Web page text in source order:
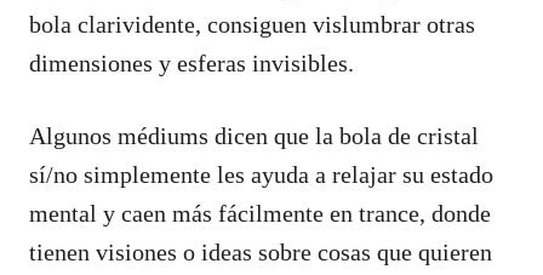
bola clarividente, consiguen vislumbrar otras
dimensiones y esferas invisibles.
Algunos médiums dicen que la bola de cristal
sí/no simplemente les ayuda a relajar su estado
mental y caen más fácilmente en trance, donde
tienen visiones o ideas sobre cosas que quieren